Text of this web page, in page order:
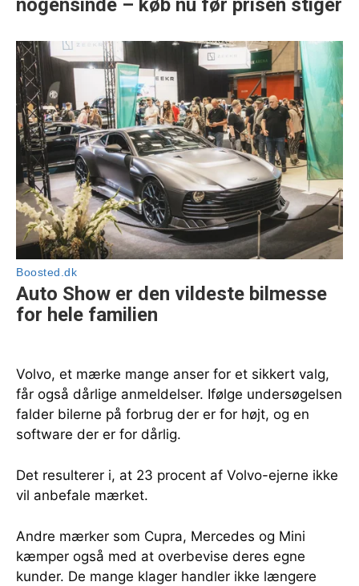
Volvo, et mærke mange anser for et sikkert valg,
får også dårlige anmeldelser. Ifølge undersøgelsen
falder bilerne på forbrug der er for højt, og en
software der er for dårlig.
Det resulterer i, at 23 procent af Volvo-ejerne ikke
vil anbefale mærket.
Andre mærker som Cupra, Mercedes og Mini
kæmper også med at overbevise deres egne
kunder. De mange klager handler ikke længere